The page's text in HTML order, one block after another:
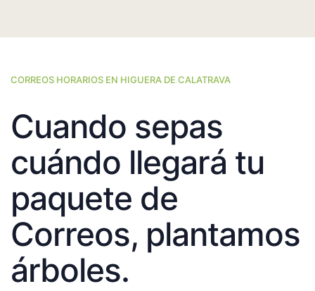
CORREOS HORARIOS EN HIGUERA DE CALATRAVA
Cuando sepas
cuándo llegará tu
paquete de
Correos, plantamos
árboles.